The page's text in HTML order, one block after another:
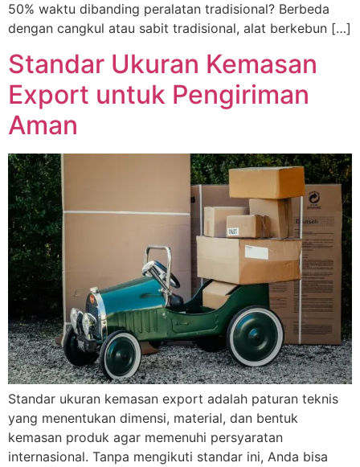
50% waktu dibanding peralatan tradisional? Berbeda
dengan cangkul atau sabit tradisional, alat berkebun […]
Standar Ukuran Kemasan
Export untuk Pengiriman
Aman
Standar ukuran kemasan export adalah paturan teknis
yang menentukan dimensi, material, dan bentuk
kemasan produk agar memenuhi persyaratan
internasional. Tanpa mengikuti standar ini, Anda bisa